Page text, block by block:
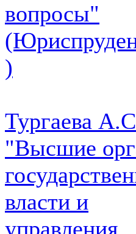
вопросы"
)
Тургаева
"Высшие
власти и
управления